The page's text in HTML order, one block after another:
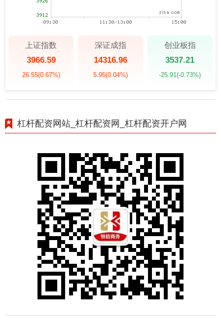
上证指数
3966.59
26.55(0.67%)
深证成指
14316.96
5.95(0.04%)
创业板指
3537.21
-25.91(-0.73%)
杠杆配资网站_杠杆配资网_杠杆配资开户网